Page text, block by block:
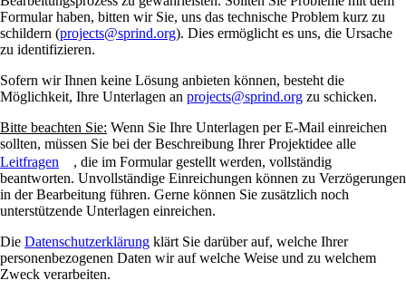
Formular haben, bitten wir Sie, uns das technische Problem kurz zu
schildern (projects@sprind.org). Dies ermöglicht es uns, die Ursache
zu identifizieren.
Sofern wir Ihnen keine Lösung anbieten können, besteht die
Möglichkeit, Ihre Unterlagen an projects@sprind.org zu schicken.
Bitte beachten Sie: Wenn Sie Ihre Unterlagen per E-Mail einreichen
sollten, müssen Sie bei der Beschreibung Ihrer Projektidee alle
Leitfragen
, die im Formular gestellt werden, vollständig
beantworten. Unvollständige Einreichungen können zu Verzögerungen
in der Bearbeitung führen. Gerne können Sie zusätzlich noch
unterstützende Unterlagen einreichen.
Die Datenschutzerklärung klärt Sie darüber auf, welche Ihrer
personenbezogenen Daten wir auf welche Weise und zu welchem
Zweck verarbeiten.